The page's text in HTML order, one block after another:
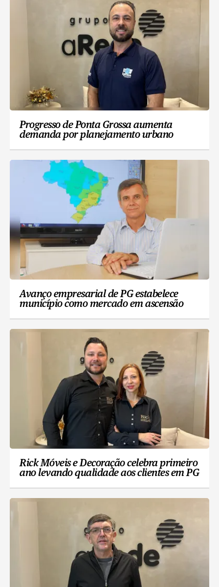
Progresso de Ponta Grossa aumenta
demanda por planejamento urbano
Avanço empresarial de PG estabelece
município como mercado em ascensão
Rick Móveis e Decoração celebra primeiro
ano levando qualidade aos clientes em PG